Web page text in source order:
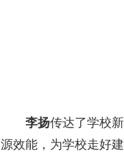
李扬传达了学校
源效能，为学校走好